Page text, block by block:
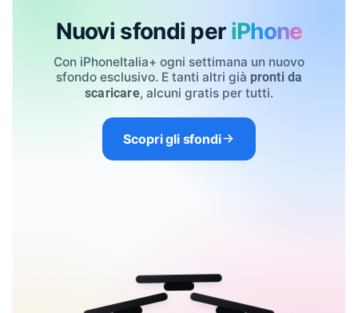
Nuovi sfondi per iPhone
Con iPhoneItalia+ ogni settimana un nuovo
sfondo esclusivo. E tanti altri già pronti da
scaricare, alcuni gratis per tutti.
Scopri gli sfondi